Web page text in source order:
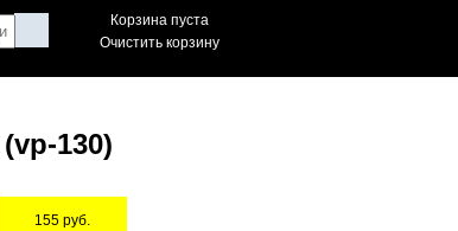
Корзина пуста
Очистить корзину
130)
155руб.